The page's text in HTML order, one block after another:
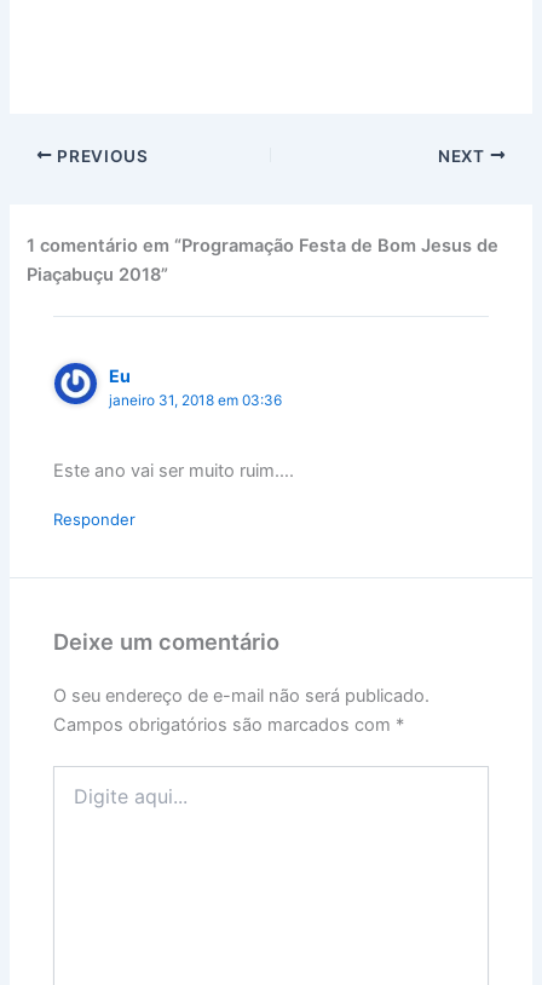
PREVIOUS NEXT
1 comentário em “Programação Festa de Bom Jesus de
Piaçabuçu 2018”
Eu
janeiro 31, 2018 em 03:36
Este ano vai ser muito ruim….
Responder
Deixe um comentário
O seu endereço de e-mail não será publicado.
Campos obrigatórios são marcados com *
aqui...